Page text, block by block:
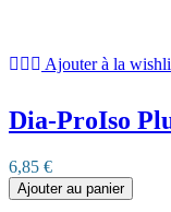
Ajouter à la
Dia-ProIso
6,85 €
Ajouter au panier